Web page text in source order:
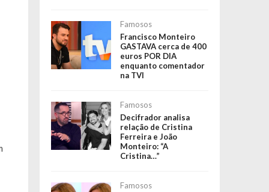
Famosos
Francisco Monteiro
GASTAVA cerca de 400
euros POR DIA
enquanto comentador
na TVI
Famosos
Decifrador analisa
relação de Cristina
Ferreira e João
Monteiro: “A
Cristina…”
Famosos